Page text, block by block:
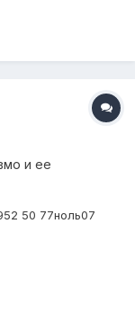
и ее
50 77ноль07